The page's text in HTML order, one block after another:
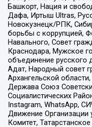
Башкорт, Нация и
Дафа, Иртыш Ultras,
Новокузнецк/РПК,
борьбы с коррупцией,
Навального, Совет
Краснодара, Мужское
объединение русского
Адат, Народный совет
Архангельской
Держава Союз
Социалистических
Instagram, WhatsApp,
Движение Организации
Комитет,